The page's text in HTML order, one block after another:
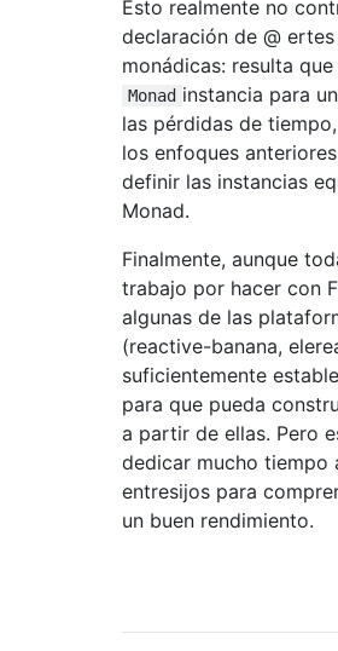
Esto realmente no
declaración de @
monádicas: resulta
Monad instancia para un
las pérdidas de
los enfoques
definir las instancias
Monad.
Finalmente, aunque
trabajo por hacer con
algunas de las
(reactive-banana,
suficientemente
para que pueda
a partir de ellas. Pero
dedicar mucho tiempo
entresijos para
un buen rendimiento.